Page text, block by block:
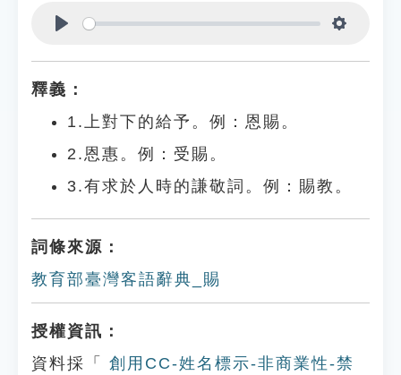
釋義：
1.上對下的給予。例：恩賜。
2.恩惠。例：受賜。
3.有求於人時的謙敬詞。例：賜教。
詞條來源：
教育部臺灣客語辭典_賜
授權資訊：
資料採「
創用CC-姓名標示-非商業性-禁